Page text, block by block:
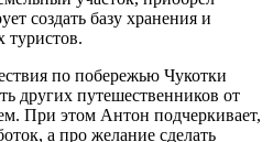
создать базу хранения и
туристов.
по побережью Чукотки
других путешественников от
При этом Антон подчеркивает,
а про желание сделать